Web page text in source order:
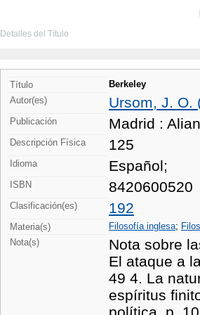
Detalles del Título
Título
Berkeley
Autor(es)
Ursom, J. O.
Publicación Madrid :
Descripción Física 125
Idioma Español;
ISBN 8420600520
Clasificación(es) 192
Materia(s) Filosofía inglesa;
Nota(s)
Nota sobre
El ataque a
49 4. La
espíritus